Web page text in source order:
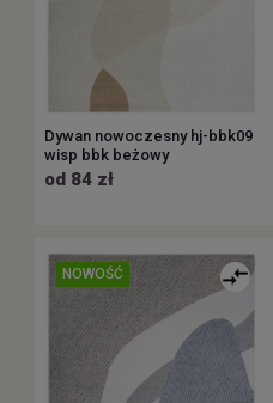
Dywan nowoczesny hj-bbk09
wisp bbk beżowy
od 84 zł
NOWOŚĆ